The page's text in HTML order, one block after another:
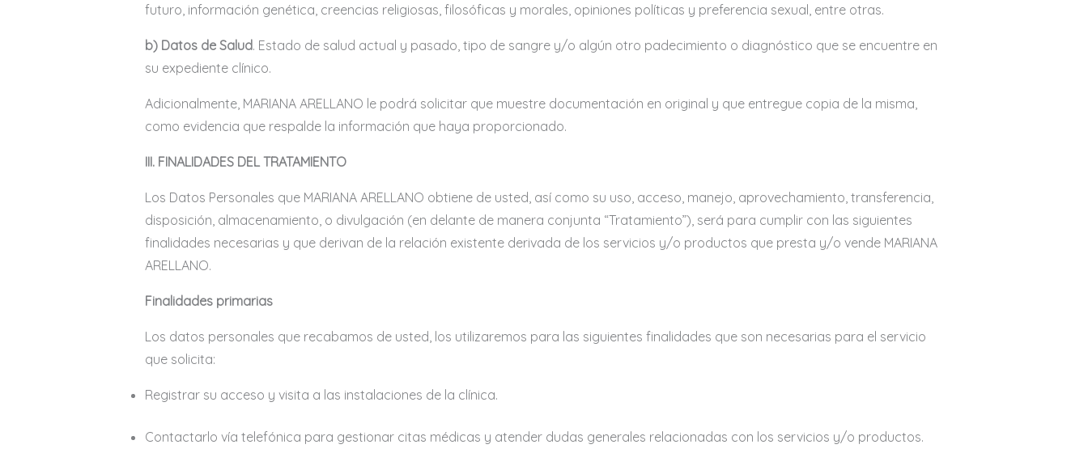
futuro, información genética, creencias religiosas, filosóficas y morales, opiniones políticas y preferencia sexual, entre otras.
b) Datos de Salud. Estado de salud actual y pasado, tipo de sangre y/o algún otro padecimiento o diagnóstico que se encuentre en
su expediente clínico.
Adicionalmente, MARIANA ARELLANO le podrá solicitar que muestre documentación en original y que entregue copia de la misma,
como evidencia que respalde la información que haya proporcionado.
III. FINALIDADES DEL TRATAMIENTO
Los Datos Personales que MARIANA ARELLANO obtiene de usted, así como su uso, acceso, manejo, aprovechamiento, transferencia,
disposición, almacenamiento, o divulgación (en delante de manera conjunta “Tratamiento”), será para cumplir con las siguientes
finalidades necesarias y que derivan de la relación existente derivada de los servicios y/o productos que presta y/o vende MARIANA
ARELLANO.
Finalidades primarias
Los datos personales que recabamos de usted, los utilizaremos para las siguientes finalidades que son necesarias para el servicio
que solicita:
Registrar su acceso y visita a las instalaciones de la clínica.
Contactarlo vía telefónica para gestionar citas médicas y atender dudas generales relacionadas con los servicios y/o productos.